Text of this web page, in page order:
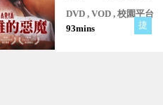
DVD , VOD , 校園平台
93mins
捷